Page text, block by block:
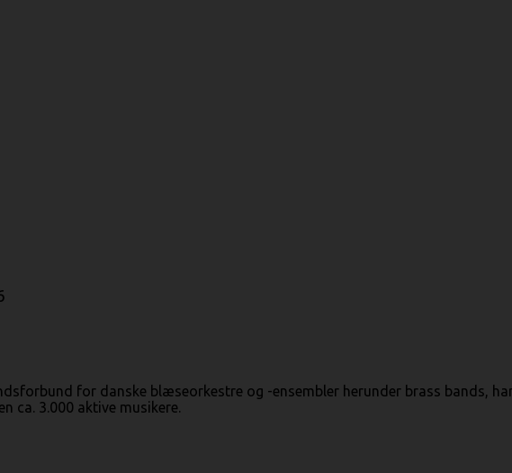
for danske blæseorkestre og -ensembler herunder brass bands,
ca. 3.000 aktive musikere.